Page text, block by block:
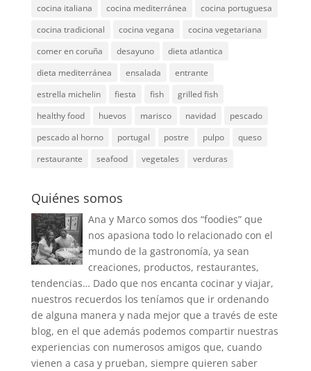
cocina italiana
cocina mediterránea
cocina portuguesa
cocina tradicional
cocina vegana
cocina vegetariana
comer en coruña
desayuno
dieta atlantica
dieta mediterránea
ensalada
entrante
estrella michelin
fiesta fish
grilled fish
healthy food
huevos marisco navidad
pescado
pescado al horno
portugal postre pulpo
queso
restaurante
seafood vegetales verduras
Quiénes somos
Ana y Marco somos dos “foodies” que
nos apasiona todo lo relacionado con el
mundo de la gastronomía, ya sean
creaciones, productos, restaurantes,
tendencias… Dado que nos encanta cocinar y viajar,
nuestros recuerdos los teníamos que ir ordenando
de alguna manera y nada mejor que a través de este
blog, en el que además podemos compartir nuestras
experiencias con numerosos amigos que, cuando
vienen a casa y prueban, siempre quieren saber